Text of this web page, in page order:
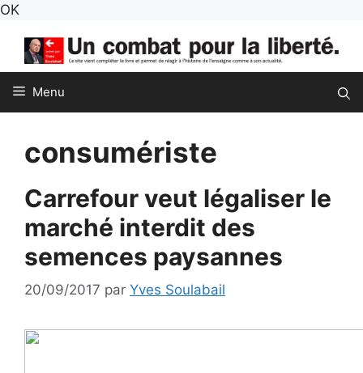
OKAller
contenu
Menu
consumériste
Carrefour veut légaliser le
marché interdit des
semences paysannes
20/09/2017 par Yves Soulabail